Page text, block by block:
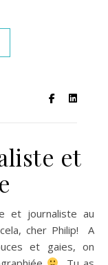
et
cher Philip! ‎ A
et gaies, on